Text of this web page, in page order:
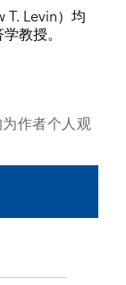
T. Levin）均
教授。
作者个人观